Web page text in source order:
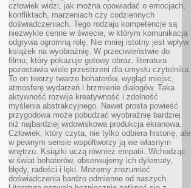
człowiek widzi, jak można opowiadać o emocjach,
konfliktach, marzeniach czy codziennych
doświadczeniach. Tego rodzaju kompetencje są
niezwykle cenne w świecie, w którym komunikacja
odgrywa ogromną rolę. Nie mniej istotny jest wpływ
książek na wyobraźnię. W przeciwieństwie do
filmu, który pokazuje gotowy obraz, literatura
pozostawia wiele przestrzeni dla umysłu czytelnika.
To on tworzy twarze bohaterów, wygląd miejsc,
atmosferę wydarzeń i brzmienie dialogów. Taka
aktywność rozwija kreatywność i zdolność
myślenia abstrakcyjnego. Nawet prosta powieść
przygodowa może pobudzać wyobraźnię bardziej
niż najbardziej widowiskowa produkcja ekranowa.
Człowiek, który czyta, nie tylko odbiera historię, ale
w pewnym sensie współtworzy ją we własnym
wnętrzu. Książki uczą również empatii. Wchodząc
w świat bohaterów, obserwujemy ich dylematy,
błędy, radości i lęki. Możemy zrozumieć
doświadczenia bardzo odmienne od naszych.